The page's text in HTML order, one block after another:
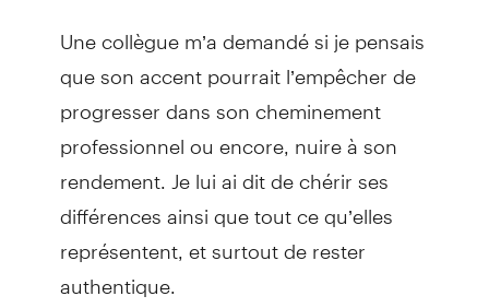
Une collègue m’a demandé si je pensais
que son accent pourrait l’empêcher de
progresser dans son cheminement
professionnel ou encore, nuire à son
rendement. Je lui ai dit de chérir ses
différences ainsi que tout ce qu’elles
représentent, et surtout de rester
authentique.